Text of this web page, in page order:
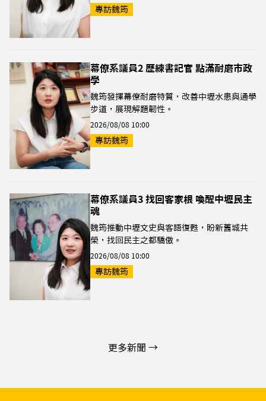
專訪魏筠
幕僚系議員2 歷練書記官 點滿耐磨市政
學
魏筠發揮幕僚耐磨特質，改善中壢水患與通學
步道，展現解題韌性。
2026/08/08 10:00
專訪魏筠
幕僚系議員3 找回客家根 喚醒中壢民主
魂
魏筠推動中壢文史與客語復甦，盼新舊城共
榮，找回民主之都驕傲。
2026/08/08 10:00
專訪魏筠
更多新聞 →